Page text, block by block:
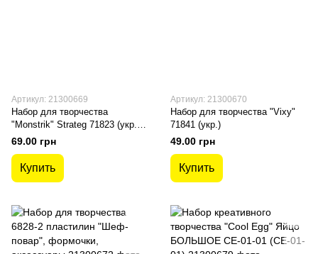
Артикул: 21300669
Набор для творчества
"Monstrik" Strateg 71823 (укр.)
(Розовый)
69.00 грн
Купить
Артикул: 21300670
Набор для творчества "Vixy"
71841 (укр.)
49.00 грн
Купить